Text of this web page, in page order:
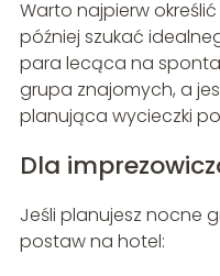
Warto najpierw
później szukać
para lecąca na
grupa znajomych, a
planująca wycieczki
Dla
Jeśli planujesz nocne
postaw na hotel: